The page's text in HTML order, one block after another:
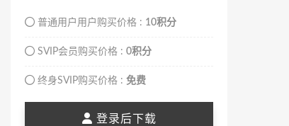
普通用户用户购买价格 : 10积分
SVIP会员购买价格 : 0积分
终身SVIP购买价格 : 免费
登录后下载